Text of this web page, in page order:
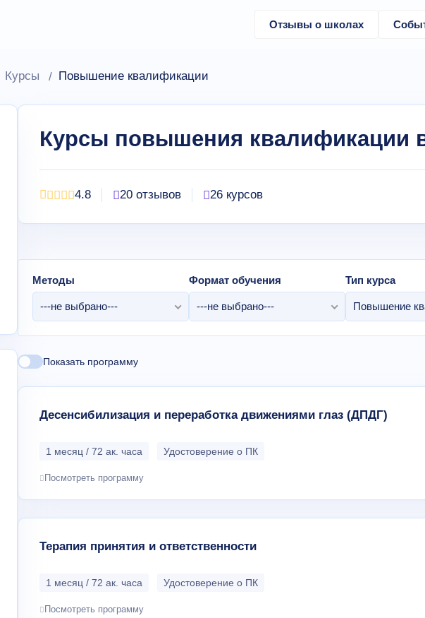
Отзывы о школах
Курсы Повышение квалификации
Курсы повышения
4.8 20 отзывов 26 курсов
Методы
---не выбрано---
Формат обучения
---не выбрано---
Тип курса
Повышение
Показать программу
Десенсибилизация и переработка движениями глаз (ДПДГ)
1 месяц / 72 ак. часа Удостоверение о ПК
Посмотреть программу
Терапия принятия и ответственности
1 месяц / 72 ак. часа Удостоверение о ПК
Посмотреть программу